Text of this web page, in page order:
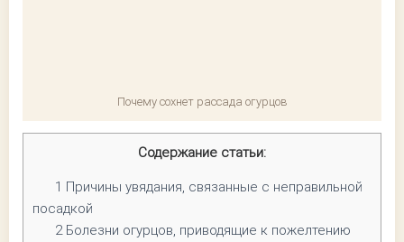
Почему сохнет рассада огурцов
Содержание статьи:
1 Причины увядания, связанные с неправильной
посадкой
2Болезни огурцов, приводящие к пожелтению